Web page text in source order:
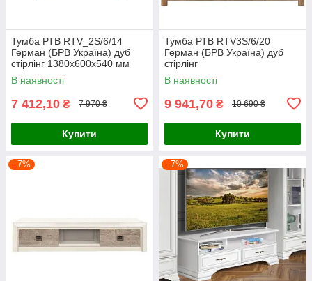
Тумба РТВ RTV_2S/6/14
Герман (БРВ Україна) дуб
стірлінг 1380х600х540 мм
В наявності
7 412,10 ₴ 7 970 ₴
Купити
Тумба РТВ RTV3S/6/20
Герман (БРВ Україна) дуб
стірлінг
В наявності
9 941,70 ₴ 10 690 ₴
Купити
–7% –7%